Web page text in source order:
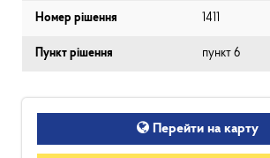
Номер рішення 1411
Пункт рішення пункт 6
Перейти на карту